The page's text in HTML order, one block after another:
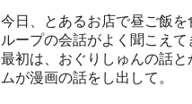
今日、とあるお店で昼ご飯
ループの会話がよく聞こえて
最初は、おぐりしゅんの話
ムが漫画の話をし出して。